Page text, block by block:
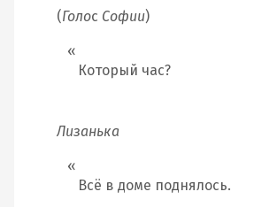
(Голос Софии)
Который час?
Лизанька
Всё в доме поднялось.